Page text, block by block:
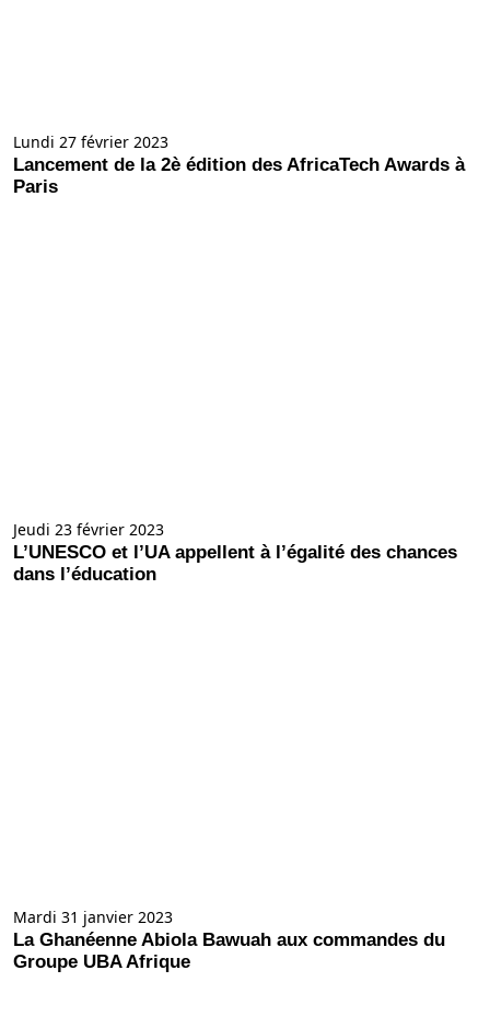
Lundi 27 février 2023
Lancement de la 2è édition des AfricaTech Awards à
Paris
Jeudi 23 février 2023
L’UNESCO et l’UA appellent à l’égalité des chances
dans l’éducation
Mardi 31 janvier 2023
La Ghanéenne Abiola Bawuah aux commandes du
Groupe UBA Afrique